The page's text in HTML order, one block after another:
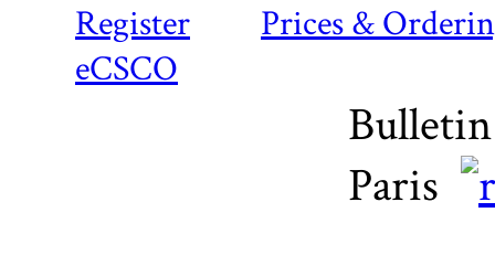
Register
Prices &
eCSCO
Paris